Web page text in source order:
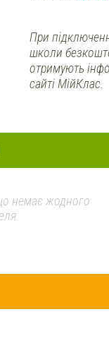
При
школи
отримують
сайті МійКлас.
немає жодного